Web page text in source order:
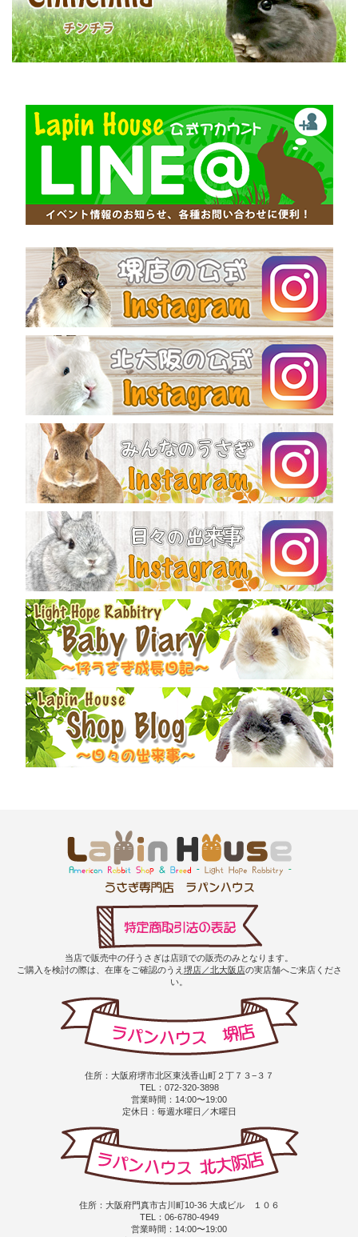
当店で販売中の仔うさぎは店頭での販売のみとなります。
ご購入を検討の際は、在庫をご確認のうえ 堺店／北大阪店の実店舗へご来店くださ
い。
住所：大阪府堺市北区東浅香山町２丁７３−３７
TEL：072-320-3898
営業時間：14:00〜19:00
定休日：毎週水曜日／木曜日
住所：大阪府門真市古川町10-36 大成ビル １０６
TEL：06-6780-4949
営業時間：14:00〜19:00